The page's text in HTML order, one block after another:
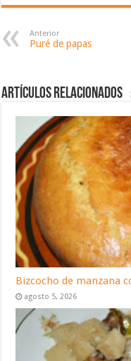
Anterior
Puré de papas
Artículos relacionados
Bizcocho de manzana
agosto 5, 2026